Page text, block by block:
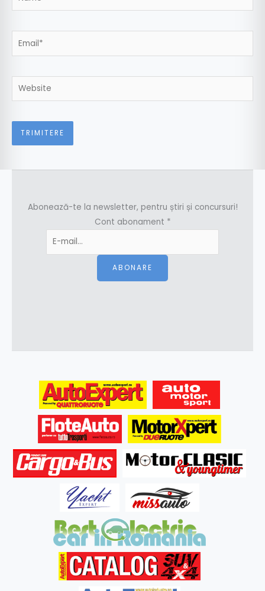
Email*
Website
Abonează-te la newsletter, pentru știri și concursuri!
Cont abonament *
ABONARE